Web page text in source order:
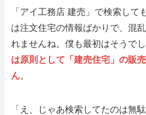
「アイ工務店 建売」で検索して
は注文住宅の情報ばかりで、混
れませんね。僕も最初はそうでし
は原則として「建売住宅」の販
ん。
「え、じゃあ検索してたのは無